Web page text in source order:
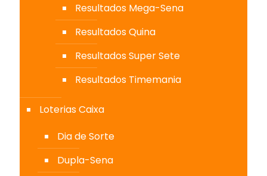
Resultados Mega-Sena
Resultados Quina
Resultados Super Sete
Resultados Timemania
Loterias Caixa
Dia de Sorte
Dupla-Sena